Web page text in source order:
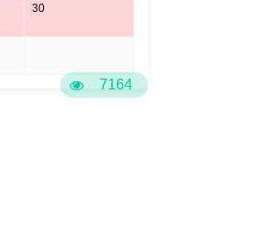
7164
30